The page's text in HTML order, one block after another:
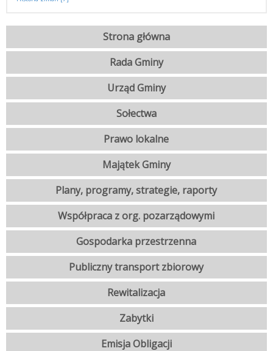
Strona główna
Rada Gminy
Urząd Gminy
Sołectwa
Prawo lokalne
Majątek Gminy
Plany, programy, strategie, raporty
Współpraca z org. pozarządowymi
Gospodarka przestrzenna
Publiczny transport zbiorowy
Rewitalizacja
Zabytki
Emisja Obligacji